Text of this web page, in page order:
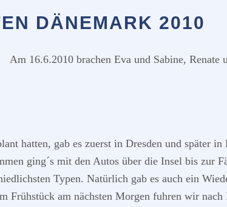
DÄNEMARK 2010
Am 16.6.2010 brachen Eva und Sabine,
hatten, gab es zuerst in Dresden und später
ging´s mit den Autos über die Insel bis zur
Typen. Natürlich gab es auch ein
Frühstück am nächsten Morgen fuhren wir